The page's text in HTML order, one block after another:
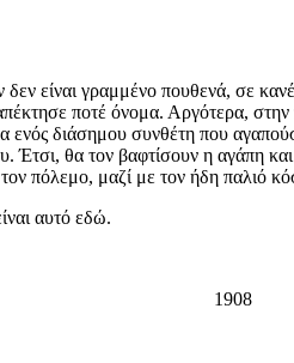
είναι γραμμένο πουθενά, σε
ποτέ όνομα. Αργότερα, στην
διάσημου συνθέτη που
Έτσι, θα τον βαφτίσουν η αγάπη
πόλεμο, μαζί με τον ήδη παλιό
αυτό εδώ.
1908